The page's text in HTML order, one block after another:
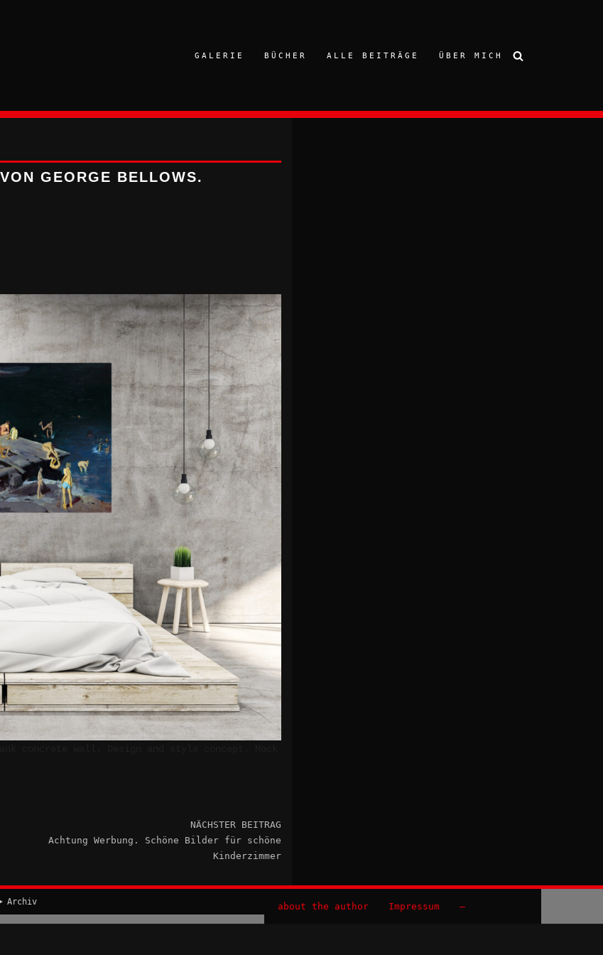
GALERIE BÜCHER ALLE BEITRÄGE ÜBER MICH
GEORGE BELLOWS.
NÄCHSTER BEITRAG
Achtung Werbung. Schöne Bilder für schöne
Kinderzimmer
Archiv about the author Impressum –